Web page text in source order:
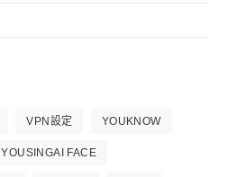
VPN設定 YOUKNOW
YOUSINGAI FACE